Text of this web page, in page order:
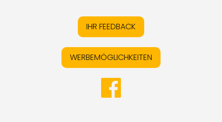
IHR FEEDBACK
WERBEMÖGLICHKEITEN